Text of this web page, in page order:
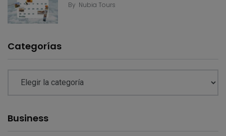
By Nubia Tours
Categorías
Business